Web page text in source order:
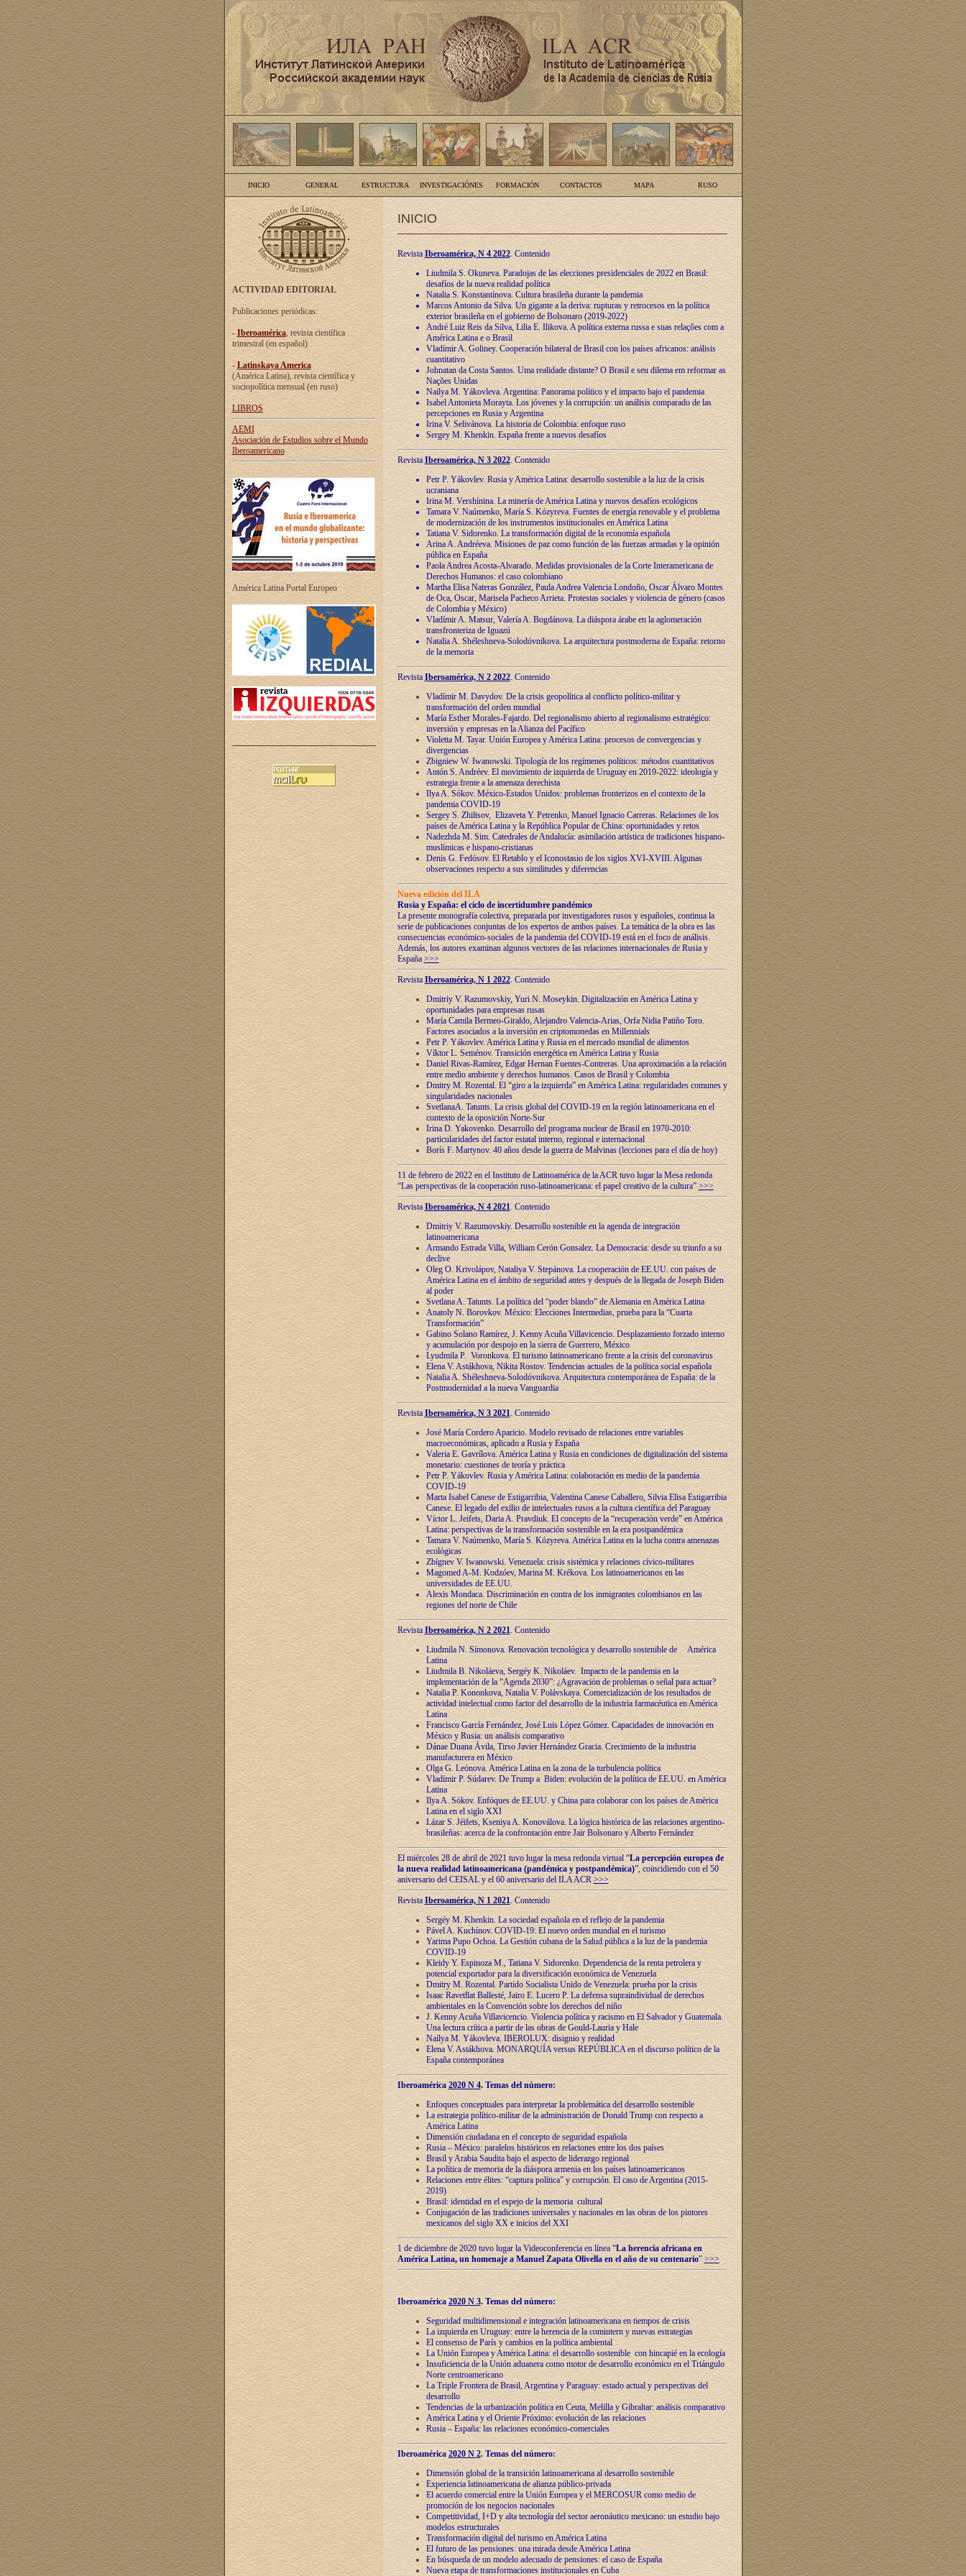
INICIO GENERAL ESTRUCTURA INVESTIGACIÓNES FORMACIÓN CONTACTOS MAPA RUSO
ACTIVIDAD EDITORIAL
Publicaciones periódicas:
- Iberoamérica, revista científica
trimestral (en español)
- Latinskaya America
(América Latina), revista científica y
sociopolítica mensual (en ruso)
LIBROS
AEMI
Asociación de Estudios sobre el Mundo
Iberoamericano
América Latina Portal Europeo
INICIO
Revista Iberoamérica, N 4 2022. Contenido
Liudmila S. Okuneva. Paradojas de las elecciones presidenciales de 2022 en Brasil:
desafíos de la nueva realidad política
Natalia S. Konstantínova. Cultura brasileña durante la pandemia
Marcos Antonio da Silva. Un gigante a la deriva: rupturas y retrocesos en la política
exterior brasileña en el gobierno de Bolsonaro (2019-2022)
André Luiz Reis da Silva, Lilia E. Ilikova. A política externa russa e suas relações com a
América Latina e o Brasil
Vladímir A. Goliney. Cooperación bilateral de Brasil con los países africanos: análisis
cuantitativo
Johnatan da Costa Santos. Uma realidade distante? O Brasil e seu dilema em reformar as
Nações Unidas
Nailya M. Yákovleva. Argentina: Panorama político y el impacto bajo el pandemia
Isabel Antonieta Morayta. Los jóvenes y la corrupción: un análisis comparado de las
percepciones en Rusia y Argentina
Irina V. Selivánova. La historia de Colombia: enfoque ruso
Sergey M. Khenkin. España frente a nuevos desafíos
Revista Iberoamérica, N 3 2022. Contenido
Petr P. Yákovlev. Rusia y América Latina: desarrollo sostenible a la luz de la crisis
ucraniana
Irina M. Vershínina. La minería de América Latina y nuevos desafíos ecológicos
Tamara V. Naúmenko, María S. Kózyreva. Fuentes de energía renovable y el problema
de modernización de los instrumentos institucionales en América Latina
Tatiana V. Sidorenko. La transformación digital de la economía española
Arina A. Andréeva. Misiones de paz como función de las fuerzas armadas y la opinión
pública en España
Paola Andrea Acosta-Alvarado. Medidas provisionales de la Corte Interamericana de
Derechos Humanos: el caso colombiano
Martha Elisa Nateras González, Paula Andrea Valencia Londoño, Oscar Álvaro Montes
de Oca, Oscar, Marisela Pacheco Arrieta. Protestas sociales y violencia de género (casos
de Colombia y México)
Vladímir A. Matsur, Valería A. Bogdánova. La diáspora árabe en la aglomeración
transfronteriza de Iguazú
Natalia A. Shéleshneva-Solodóvnikova. La arquitectura postmoderna de España: retorno
de la memoria
Revista Iberoamérica, N 2 2022. Contenido
Vladímir M. Davydov. De la crisis geopolítica al conflicto político-militar y
transformación del orden mundial
María Esther Morales-Fajardo. Del regionalismo abierto al regionalismo estratégico:
inversión y empresas en la Alianza del Pacífico
Violetta M. Tayar. Unión Europea y América Latina: procesos de convergencias y
divergencias
Zbigniew W. Iwanowski. Tipología de los regímenes políticos: métodos cuantitativos
Antón S. Andréev. El movimiento de izquierda de Uruguay en 2019-2022: ideología y
estrategia frente a la amenaza derechista
Ilya A. Sókov. México-Estados Unidos: problemas fronterizos en el contexto de la
pandemia COVID-19
Sergey S. Zhiltsov, Elizaveta Y. Petrenko, Manuel Ignacio Carreras. Relaciones de los
países de América Latina y la República Popular de China: oportunidades y retos
Nadezhda M. Sim. Catedrales de Andalucía: asimilación artística de tradiciones hispano-
muslímicas e hispano-cristianas
Denis G. Fedósov. El Retablo y el Iconostasio de los siglos XVI-XVIII. Algunas
observaciones respecto a sus similitudes y diferencias
Nueva edición del ILA
Rusia y España: el ciclo de incertidumbre pandémico
La presente monografía colectiva, preparada por investigadores rusos y españoles, continua la
serie de publicaciones conjuntas de los expertos de ambos países. La temática de la obra es las
consecuencias económico-sociales de la pandemia del COVID-19 está en el foco de análisis.
Además, los autores examinan algunos vectores de las relaciones internacionales de Rusia y
España >>>
Revista Iberoamérica, N 1 2022. Contenido
Dmitriy V. Razumovskiy, Yuri N. Moseykin. Digitalización en América Latina y
oportunidades para empresas rusas
María Camila Bermeo-Giraldo, Alejandro Valencia-Arias, Orfa Nidia Patiño Toro.
Factores asociados a la inversión en criptomonedas en Millennials
Petr P. Yákovlev. América Latina y Rusia en el mercado mundial de alimentos
Víktor L. Seménov. Transición energética en América Latina y Rusia
Daniel Rivas-Ramírez, Edgar Hernan Fuentes-Contreras. Una aproximación a la relación
entre medio ambiente y derechos humanos. Casos de Brasil y Colombia
Dmitry M. Rozental. El “giro a la izquierda” en América Latina: regularidades comunes y
singularidades nacionales
SvetlanaA. Tatunts. La crisis global del COVID-19 en la región latinoamericana en el
contexto de la oposición Norte-Sur
Irina D. Yakovenko. Desarrollo del programa nuclear de Brasil en 1970-2010:
particularidades del factor estatal interno, regional e internacional
Borís F. Martynov. 40 años desde la guerra de Malvinas (lecciones para el día de hoy)
11 de febrero de 2022 en el Instituto de Latinoamérica de la ACR tuvo lugar la Mesa redonda
“Las perspectivas de la cooperación ruso-latinoamericana: el papel creativo de la cultura” >>>
Revista Iberoamérica, N 4 2021. Contenido
Dmitriy V. Razumovskiy. Desarrollo sostenible en la agenda de integración
latinoamericana
Armando Estrada Villa, William Cerón Gonsalez. La Democracia: desde su triunfo a su
declive
Oleg O. Krivolápov, Nataliya V. Stepánova. La cooperación de EE.UU. con países de
América Latina en el ámbito de seguridad antes y después de la llegada de Joseph Biden
al poder
Svetlana A. Tatunts. La política del “poder blando” de Alemania en América Latina
Anatoly N. Borovkov. México: Elecciones Intermedias, prueba para la “Cuarta
Transformación”
Gabino Solano Ramírez, J. Kenny Acuña Villavicencio. Desplazamiento forzado interno
y acumulación por despojo en la sierra de Guerrero, México
Lyudmila P. Voronkova. El turismo latinoamericano frente a la crisis del coronavirus
Elena V. Astákhova, Nikita Rostov. Tendencias actuales de la política social española
Natalia A. Shéleshneva-Solodóvnikova. Arquitectura contemporánea de España: de la
Postmodernidad a la nueva Vanguardia
Revista Iberoamérica, N 3 2021. Contenido
José María Cordero Aparicio. Modelo revisado de relaciones entre variables
macroeconómicas, aplicado a Rusia y España
Valeria E. Gavrílova. América Latina y Rusia en condiciones de digitalización del sistema
monetario: cuestiones de teoría y práctica
Petr P. Yákovlev. Rusia y América Latina: colaboración en medio de la pandemia
COVID-19
Marta Isabel Canese de Estigarribia, Valentina Canese Caballero, Silvia Elisa Estigarribia
Canese. El legado del exilio de intelectuales rusos a la cultura científica del Paraguay
Víctor L. Jeifets, Daria A. Pravdiuk. El concepto de la “recuperación verde” en América
Latina: perspectivas de la transformación sostenible en la era postpandémica
Tamara V. Naúmenko, María S. Kózyreva. América Latina en la lucha contra amenazas
ecológicas
Zbígnev V. Iwanowski. Venezuela: crisis sistémica y relaciones cívico-militares
Magomed A-M. Kodzóev, Marina M. Krékova. Los latinoamericanos en las
universidades de EE.UU.
Alexis Mondaca. Discriminación en contra de los inmigrantes colombianos en las
regiones del norte de Chile
RevistaIberoamérica, N 2 2021. Contenido
Liudmila N. Símonova. Renovaciόn tecnolόgica y desarrollo sostenible de América
Latina
Liudmila B. Nikoláeva, Sergéy K. Nikoláev. Impacto de la pandemia en la
implementaciόn de la “Agenda 2030”: ¿Agravaciόn de problemas o señal para actuar?
Natalia P. Kononkova, Natalia V. Polávskaya. Comercializaciόn de los resultados de
actividad intelectual como factor del desarrollo de la industria farmacéutica en América
Latina
Francisco García Fernández, José Luis López Gómez. Capacidades de innovaciόn en
México y Rusia: un análisis comparativo
Dánae Duana Ávila, Tirso Javier Hernández Gracia. Crecimiento de la industria
manufacturera en México
Olga G. Leόnova. América Latina en la zona de la turbulencia política
Vladímir P. Súdarev. De Trump a Biden: evoluciόn de la política de EE.UU. en América
Latina
Ilya A. Sόkov. Enfόques de EE.UU. y China para colaborar con los países de Amèrica
Latina en el siglo XXI
Lázar S. Jéifets, Kseniya A. Konoválova. La lόgica histόrica de las relaciones argentino-
brasileñas: acerca de la confrontaciόn entre Jair Bolsonaro y Alberto Fernández
El miércoles 28 de abril de 2021 tuvo lugar la mesa redonda virtual “La percepción europea de
la nueva realidad latinoamericana (pandémica y postpandémica)”, coincidiendo con el 50
aniversario del CEISAL y el 60 aniversario del ILA ACR >>>
Revista Iberoamérica, N 1 2021. Contenido
Sergéy M. Khenkin. La sociedad española en el reflejo de la pandemia
Pável A. Kuchínov. COVID-19: El nuevo orden mundial en el turismo
Yarima Pupo Ochoa. La Gestión cubana de la Salud pública a la luz de la pandemia
COVID-19
Kleidy Y. Espinoza M., Tatiana V. Sidorenko. Dependencia de la renta petrolera y
potencial exportador para la diversificación económica de Venezuela
Dmitry M. Rozental. Partido Socialista Unido de Venezuela: prueba por la crisis
Isaac Ravetllat Ballesté, Jairo E. Lucero P. La defensa supraindividual de derechos
ambientales en la Convención sobre los derechos del niño
J. Kenny Acuña Villavicencio. Violencia política y racismo en El Salvador y Guatemala.
Una lectura crítica a partir de las obras de Gould-Lauria y Hale
Naílya M. Yákovleva. IBEROLUX: disignio y realidad
Elena V. Astákhova. MONARQUÍA versus REPÚBLICA en el discurso político de la
España contemporánea
Iberoamérica 2020 N 4. Temas del número:
Enfoques conceptuales para interpretar la problemática del desarrollo sostenible
La estrategia político-militar de la administración de Donald Trump con respecto a
América Latina
Dimensión ciudadana en el concepto de seguridad española
Rusia – México: paralelos históricos en relaciones entre los dos países
Brasil y Arabia Saudita bajo el aspecto de liderazgo regional
La política de memoria de la diáspora armenia en los países latinoamericanos
Relaciones entre élites: “captura política” y corrupción. El caso de Argentina (2015-
2019)
Brasil: identidad en el espejo de la memoria cultural
Conjugación de las tradiciones universales y nacionales en las obras de los pintores
mexicanos del siglo XX e inicios del XXI
1 de diciembre de 2020 tuvo lugar la Videoconferencia en línea “La herencia africana en
América Latina, un homenaje a Manuel Zapata Olivella en el año de su centenario” >>>
Iberoamérica 2020 N 3.Temas del número:
Seguridad multidimensional e integración latinoamericana en tiempos de crisis
La izquierda en Uruguay: entre la herencia de lа comintern y nuevas estrategias
El consenso de París y cambios en la política ambiental
La Unión Europea y América Latina: el desarrollo sostenible con hincapié en la ecología
Insuficiencia de la Unión aduanera como motor de desarrollo económico en el Triángulo
Norte centroamericano
La Triple Frontera de Brasil, Argentina y Paraguay: estado actual y perspectivas del
desarrollo
Tendencias de la urbanización política en Ceuta, Melilla y Gibraltar: análisis comparativo
América Latina y el Oriente Próximo: evolución de las relaciones
Rusia – España: las relaciones económico-comerciales
Iberoamérica 2020 N 2.Temas del número:
Dimensión global de la transición latinoamericana al desarrollo sostenible
Experiencia latinoamericana de alianza público-privada
El acuerdo comercial entre la Unión Europea y el MERCOSUR como medio de
promoción de los negocios nacionales
Competitividad, I+D y alta tecnología del sector aeronáutico mexicano: un estudio bajo
modelos estructurales
Transformación digital del turismo en América Latina
El futuro de las pensiones: una mirada desde América Latina
En búsqueda de un modelo adecuado de pensiones: el caso de España
Nueva etapa de transformaciones institucionales en Cuba